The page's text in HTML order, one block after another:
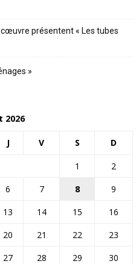
présentent « Les tubes
»
2026
J V S D
1
2
6 7 8
9
13 14 15
16
20 21 22
23
27 28 29
30